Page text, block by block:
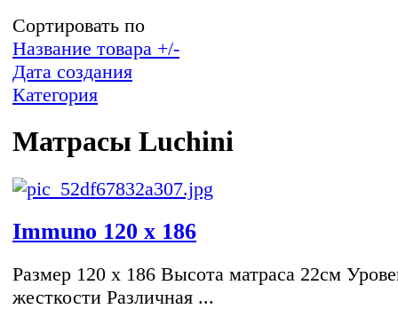
Сортировать по
Название товара +/-
Дата создания
Категория
Матрасы Luchini
Immuno 120 x 186
Размер 120 x 186 Высота матраса 22см
жесткости Различная ...